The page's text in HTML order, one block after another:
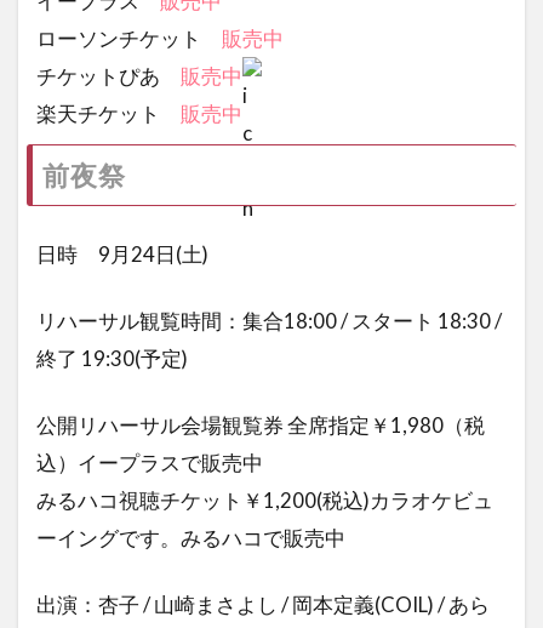
ローソンチケット 販売中
チケットぴあ 販売中
楽天チケット 販売中
前夜祭
日時 9月24日(土)
リハーサル観覧時間：集合18:00 / スタート 18:30 /
終了 19:30(予定)
公開リハーサル会場観覧券全席指定￥1,980（税
込）イープラスで販売中
みるハコ視聴チケット ￥1,200(税込)カラオケビュ
ーイングです。みるハコで販売中
出演：杏子 / 山崎まさよし / 岡本定義(COIL) / あら